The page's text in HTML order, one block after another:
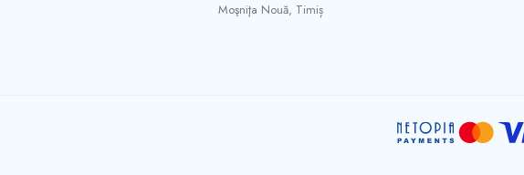
Moşniţa Nouă, Timiș